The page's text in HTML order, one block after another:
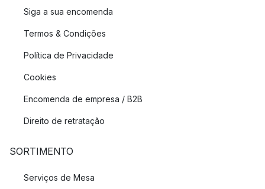
Siga a sua encomenda
Termos & Condições
Política de Privacidade
Cookies
Encomenda de empresa / B2B
Direito de retratação
SORTIMENTO
Serviços de Mesa